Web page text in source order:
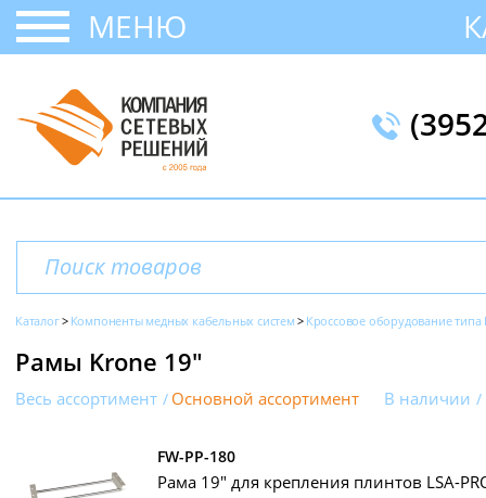
МЕНЮ
Каталог Компоненты медных кабельных систем Кроссовое оборудование типа
Рамы Krone 19"
Весь ассортимент Основной ассортимент В наличии
FW-PP-180
Рама 19" для крепления плинтов LSA-